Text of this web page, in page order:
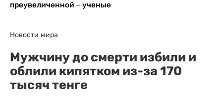
преувеличенной – ученые
Новости мира
Мужчину до смерти избили и
облили кипятком из-за 170
тысяч тенге